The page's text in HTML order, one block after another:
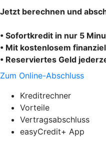
Jetzt berechnen und
• Sofortkredit in nur 5
• Mit kostenlosem
• Reserviertes Geld
Zum Online-Abschluss
Kreditrechner
Vorteile
Vertragsabschluss
easyCredit+ App